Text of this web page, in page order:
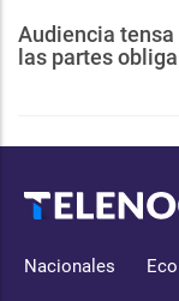
Audiencia tensa
las partes
Nacionales